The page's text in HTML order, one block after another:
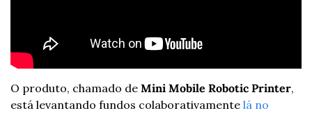
O produto, chamado de Mini Mobile Robotic Printer,
está levantando fundos colaborativamente lá no